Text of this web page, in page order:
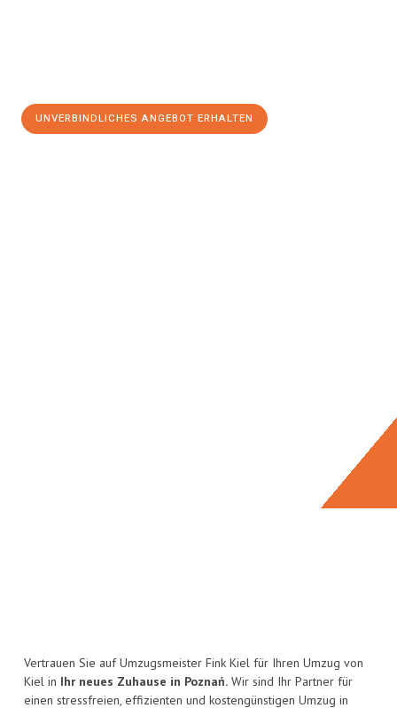
UNVERBINDLICHES ANGEBOT ERHALTEN
Vertrauen Sie auf Umzugsmeister Fink Kiel für Ihren Umzug von
Kiel in Ihr neues Zuhause in Poznań. Wir sind Ihr Partner für
einen stressfreien, effizienten und kostengünstigen Umzug in